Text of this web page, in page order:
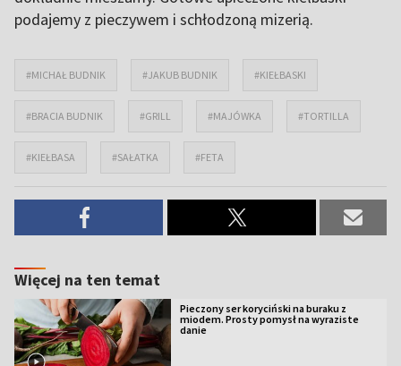
podajemy z pieczywem i schłodzoną mizerią.
#MICHAŁ BUDNIK #JAKUB BUDNIK #KIEŁBASKI
#BRACIA BUDNIK #GRILL #MAJÓWKA #TORTILLA
#KIEŁBASA #SAŁATKA #FETA
Więcej na ten temat
Pieczony ser koryciński na buraku z
miodem. Prosty pomysł na wyraziste
danie